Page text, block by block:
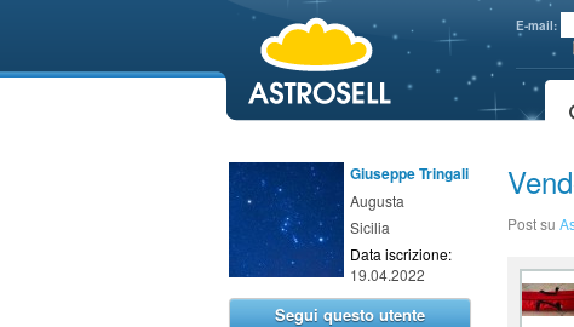
E-mail:
Giuseppe Tringali
Augusta
Sicilia
Data iscrizione:
19.04.2022
Segui questo utente
Post su